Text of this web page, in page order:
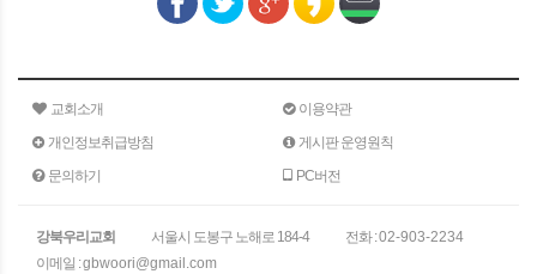
교회소개
이용약관
개인정보취급방침
게시판 운영원칙
문의하기
PC버전
강북우리교회 서울시 도봉구 노해로 184-4 전화 :02-903-2234
이메일 :gbwoori@gmail.com